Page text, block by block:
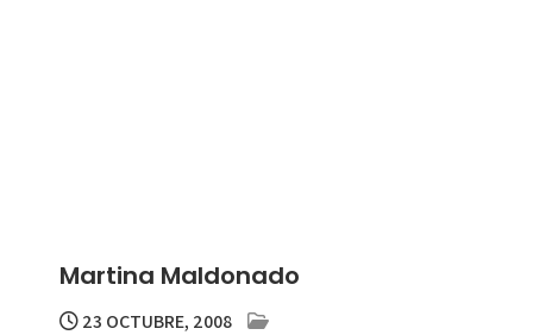
Martina Maldonado
23 OCTUBRE, 2008